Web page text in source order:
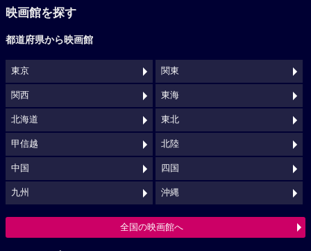
映画館を探す
都道府県から映画館
東京 関東
関西 東海
北海道 東北
甲信越 北陸
中国 四国
九州 沖縄
全国の映画館へ